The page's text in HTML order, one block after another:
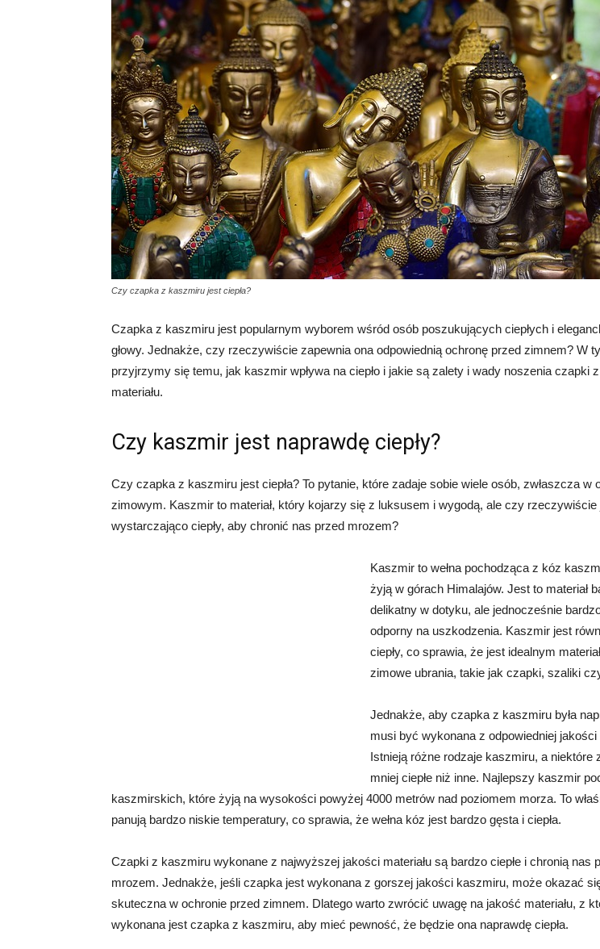
Czy czapka z kaszmiru jest ciepła?
Czapka z kaszmiru jest popularnym wyborem wśród osób poszukujących ciepłych i
głowy. Jednakże, czy rzeczywiście zapewnia ona odpowiednią ochronę przed zimnem? W
przyjrzymy się temu, jak kaszmir wpływa na ciepło i jakie są zalety i wady noszenia czapki
materiału.
Czy kaszmir jest naprawdę ciepły?
Czy czapka z kaszmiru jest ciepła? To pytanie, które zadaje sobie wiele osób, zwłaszcza w
zimowym. Kaszmir to materiał, który kojarzy się z luksusem i wygodą, ale czy rzeczywiście
wystarczająco ciepły, aby chronić nas przed mrozem?
Kaszmir to wełna pochodząca z kóz
żyją w górach Himalajów. Jest to materiał
delikatny w dotyku, ale jednocześnie
odporny na uszkodzenia. Kaszmir jest
ciepły, co sprawia, że jest idealnym
zimowe ubrania, takie jak czapki, szaliki
Jednakże, aby czapka z kaszmiru była
musi być wykonana z odpowiedniej jakości
Istnieją różne rodzaje kaszmiru, a niektóre
mniej ciepłe niż inne. Najlepszy kaszmir
kaszmirskich, które żyją na wysokości powyżej 4000 metrów nad poziomem morza. To
panują bardzo niskie temperatury, co sprawia, że wełna kóz jest bardzo gęsta i ciepła.
Czapki z kaszmiru wykonane z najwyższej jakości materiału są bardzo ciepłe i chronią nas
mrozem. Jednakże, jeśli czapka jest wykonana z gorszej jakości kaszmiru, może okazać
skuteczna w ochronie przed zimnem. Dlatego warto zwrócić uwagę na jakość materiału, z
wykonana jest czapka z kaszmiru, aby mieć pewność, że będzie ona naprawdę ciepła.